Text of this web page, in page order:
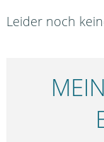
Leider noch